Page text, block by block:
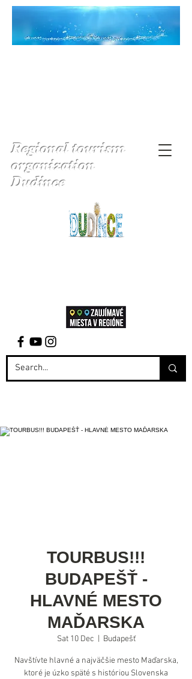
Regional tourism
organization
Dudince
TOURBUS!!!
BUDAPEŠŤ -
HLAVNÉ MESTO
MAĎARSKA
Sat 10 Dec Budapešť
Navštívte hlavné a najväčšie mesto Maďarska,
ktoré je úzko späté s históriou Slovenska